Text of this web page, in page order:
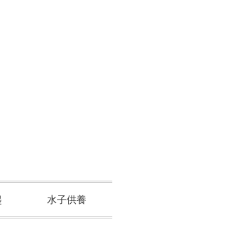
水子供養